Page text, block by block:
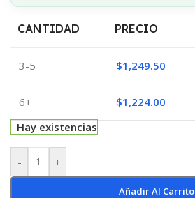
CANTIDAD PRECIO
3-5 $1,249.50
6+ $1,224.00
Hay existencias
- +
Añadir Al Carrito